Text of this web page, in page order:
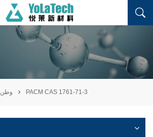
وطن PACM CAS 1761-71-3